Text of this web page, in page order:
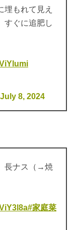
埋もれて見え
すぐに追肥し
July 8, 2024
長ナス（→焼
#家庭菜